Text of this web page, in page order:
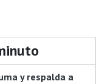
y respalda a